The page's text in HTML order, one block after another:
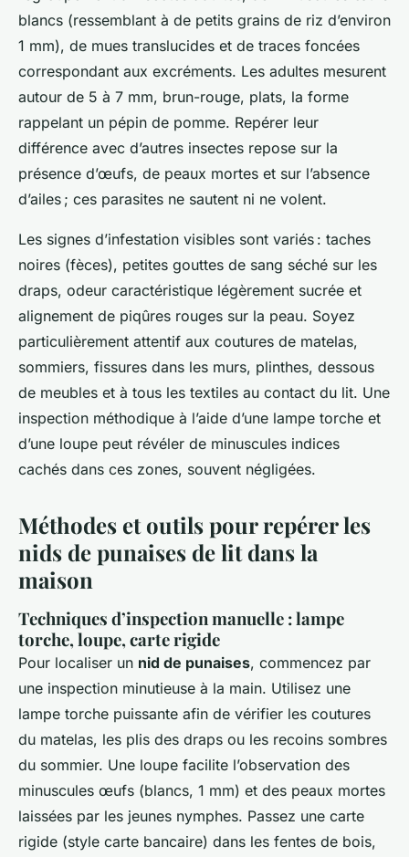
blancs (ressemblant à de petits grains de riz d’environ
1 mm), de mues translucides et de traces foncées
correspondant aux excréments. Les adultes mesurent
autour de 5 à 7 mm, brun-rouge, plats, la forme
rappelant un pépin de pomme. Repérer leur
différence avec d’autres insectes repose sur la
présence d’œufs, de peaux mortes et sur l’absence
d’ailes ; ces parasites ne sautent ni ne volent.
Les signes d’infestation visibles sont variés : taches
noires (fèces), petites gouttes de sang séché sur les
draps, odeur caractéristique légèrement sucrée et
alignement de piqûres rouges sur la peau. Soyez
particulièrement attentif aux coutures de matelas,
sommiers, fissures dans les murs, plinthes, dessous
de meubles et à tous les textiles au contact du lit. Une
inspection méthodique à l’aide d’une lampe torche et
d’une loupe peut révéler de minuscules indices
cachés dans ces zones, souvent négligées.
Méthodes et outils pour repérer les
nids de punaises de lit dans la
maison
Techniques d’inspection manuelle : lampe
torche, loupe, carte rigide
Pour localiser un nid de punaises, commencez par
une inspection minutieuse à la main. Utilisez une
lampe torche puissante afin de vérifier les coutures
du matelas, les plis des draps ou les recoins sombres
du sommier. Une loupe facilite l’observation des
minuscules œufs (blancs, 1 mm) et des peaux mortes
laissées par les jeunes nymphes. Passez une carte
rigide (style carte bancaire) dans les fentes de bois,